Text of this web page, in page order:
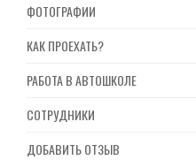
ФОТОГРАФИИ
КАК ПРОЕХАТЬ?
РАБОТА В АВТОШКОЛЕ
СОТРУДНИКИ
ДОБАВИТЬ ОТЗЫВ